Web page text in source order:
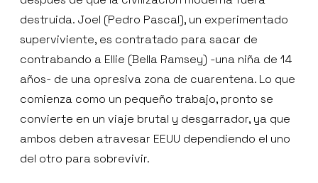
destruida. Joel (Pedro Pascal), un experimentado
superviviente, es contratado para sacar de
contrabando a Ellie (Bella Ramsey) -una niña de 14
años- de una opresiva zona de cuarentena. Lo que
comienza como un pequeño trabajo, pronto se
convierte en un viaje brutal y desgarrador, ya que
ambos deben atravesar EEUU dependiendo el uno
del otro para sobrevivir.